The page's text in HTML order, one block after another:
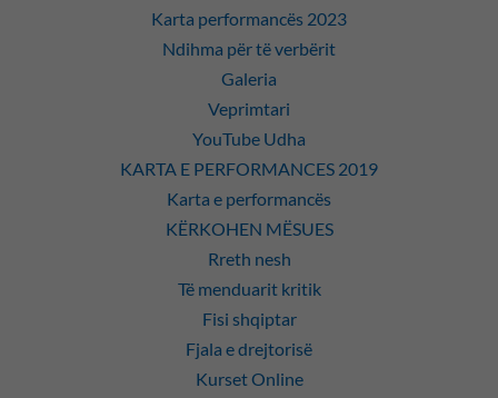
Karta performancës 2023
Ndihma për të verbërit
Galeria
Veprimtari
YouTube Udha
KARTA E PERFORMANCES 2019
Karta e performancës
KËRKOHEN MËSUES
Rreth nesh
Të menduarit kritik
Fisi shqiptar
Fjala e drejtorisë
Kurset Online